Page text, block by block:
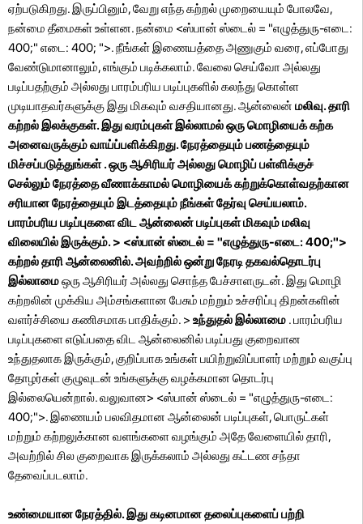
ஏற்படுகிறது. இருப்பினும், வேறு எந்த கற்றல் முறையையும் போலவே,
நன்மை தீமைகள் உள்ளன. நன்மை <ஸ்பான் ஸ்டைல் ​​= "எழுத்துரு-எடை:
400;" எடை: 400; ">. நீங்கள் இணையத்தை அணுகும் வரை, எப்போது
வேண்டுமானாலும், எங்கும் படிக்கலாம். வேலை செய்வோ அல்லது
படிப்பதற்கும் அல்லது பாரம்பரிய படிப்புகளில் கலந்து கொள்ள
முடியாதவர்களுக்கு இது மிகவும் வசதியானது. ஆன்லைன் மலிவு. தாரி
கற்றல் இலக்குகள். இது வரம்புகள் இல்லாமல் ஒரு மொழியைக் கற்க
அனைவருக்கும் வாய்ப்பளிக்கிறது.நேரத்தையும் பணத்தையும்
மிச்சப்படுத்துங்கள். ஒரு ஆசிரியர் அல்லது மொழிப் பள்ளிக்குச்
செல்லும் நேரத்தை வீணாக்காமல் மொழியைக் கற்றுக்கொள்வதற்கான
சரியான நேரத்தையும் இடத்தையும் நீங்கள் தேர்வு செய்யலாம்.
பாரம்பரிய படிப்புகளை விட ஆன்லைன் படிப்புகள் மிகவும் மலிவு
விலையில் இருக்கும். > <ஸ்பான் ஸ்டைல் ​​= "எழுத்துரு-எடை: 400;">
கற்றல் தாரி ஆன்லைனில். அவற்றில் ஒன்றுநேரடி தகவல்தொடர்பு
இல்லாமைஒரு ஆசிரியர் அல்லது சொந்த பேச்சாளருடன். இது மொழி
கற்றலின் முக்கிய அம்சங்களான பேசும் மற்றும் உச்சரிப்பு திறன்களின்
வளர்ச்சியை கணிசமாக பாதிக்கும். > உந்துதல் இல்லாமை . பாரம்பரிய
படிப்புகளை எடுப்பதை விட ஆன்லைனில் படிப்பது குறைவான
உந்துதலாக இருக்கும், குறிப்பாக உங்கள் பயிற்றுவிப்பாளர் மற்றும் வகுப்பு
தோழர்கள் குழுவுடன் உங்களுக்கு வழக்கமான தொடர்பு
இல்லையென்றால். வலுவான> <ஸ்பான் ஸ்டைல் ​​= "எழுத்துரு-எடை:
400;">. இணையம் பலவிதமான ஆன்லைன் படிப்புகள், பொருட்கள்
மற்றும் கற்றலுக்கான வளங்களை வழங்கும் அதே வேளையில் தாரி,
அவற்றில் சில குறைவாக இருக்கலாம் அல்லது கட்டண சந்தா
தேவைப்படலாம்.
உண்மையான நேரத்தில். இது கடினமான தலைப்புகளைப் பற்றி